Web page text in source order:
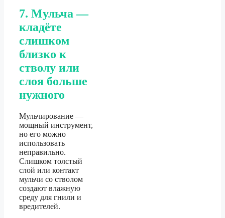
7. Мульча —
кладёте
слишком
близко к
стволу или
слоя больше
нужного
Мульчирование —
мощный инструмент,
но его можно
использовать
неправильно.
Слишком толстый
слой или контакт
мульчи со стволом
создают влажную
среду для гнили и
вредителей.